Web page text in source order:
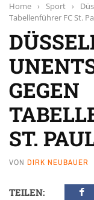
Home › Sport ›
Tabellenführer FC St.
GEGEN
ST.
VON DIRK NEUBAUER
TEILEN: